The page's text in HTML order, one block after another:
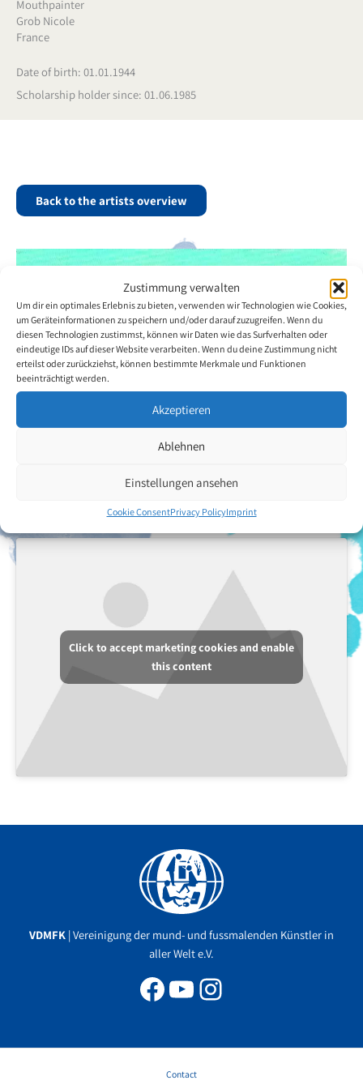
Zustimmung verwalten
Um dir ein optimales Erlebnis zu bieten, verwenden wir Technologien wie Cookies,
um Geräteinformationen zu speichern und/oder darauf zuzugreifen. Wenn du
diesen Technologien zustimmst, können wir Daten wie das Surfverhalten oder
eindeutige IDs auf dieser Website verarbeiten. Wenn du deine Zustimmung nicht
erteilst oder zurückziehst, können bestimmte Merkmale und Funktionen
beeinträchtigt werden.
Akzeptieren
Ablehnen
Einstellungen ansehen
Cookie ConsentPrivacy PolicyImprint
Mouthpainter
Grob Nicole
France
Date of birth: 01.01.1944
Scholarship holder since: 01.06.1985
Back to the artists overview
Click to accept marketing cookies and enable
this content
VDMFK | Vereinigung der mund- und fussmalenden Künstler in
aller Welt e.V.
Facebook
YouTube
Instagram
Contact